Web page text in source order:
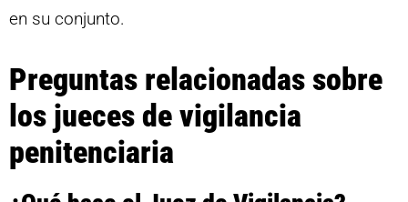
en su conjunto.
Preguntas relacionadas sobre
los jueces de vigilancia
penitenciaria